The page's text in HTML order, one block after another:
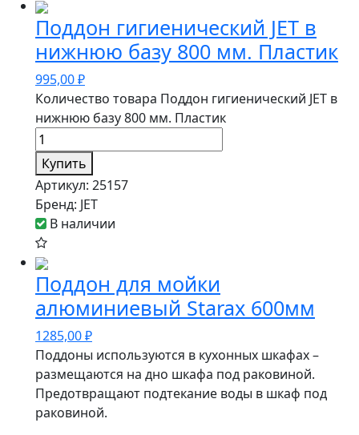
Поддон гигиенический JET в
нижнюю базу 800 мм. Пластик
995,00₽
Количество товара Поддон гигиенический JET в
нижнюю базу 800 мм. Пластик
Купить
Артикул: 25157
Бренд: JET
В наличии
Поддон для мойки
алюминиевый Starax 600мм
1285,00₽
Поддоны используются в кухонных шкафах –
размещаются на дно шкафа под раковиной.
Предотвращают подтекание воды в шкаф под
раковиной.